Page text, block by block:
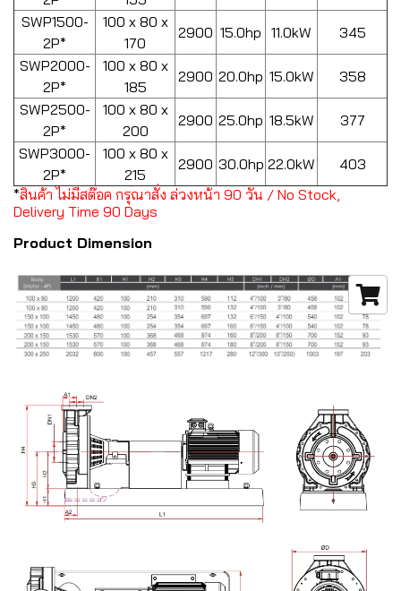
SWP1500-
2P*
100 x 80 x
170
2900 15.0hp 11.0kW
345
SWP2000-
2P*
100 x 80 x
185
2900 20.0hp 15.0kW
358
SWP2500-
2P*
100 x 80 x
200
2900 25.0hp 18.5kW
377
SWP3000-
2P*
100 x 80 x
215
2900 30.0hp 22.0kW
403
*สินค้า ไม่มีสต๊อค กรุณาสั่ง ล่วงหน้า 90 วัน / No Stock,
Delivery Time 90 Days
Product Dimension